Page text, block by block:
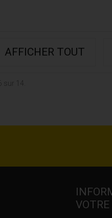
AFFICHER TOUT
sur 14.